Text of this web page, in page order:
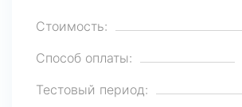
Стоимость:
Способ оплаты:
Тестовый период: